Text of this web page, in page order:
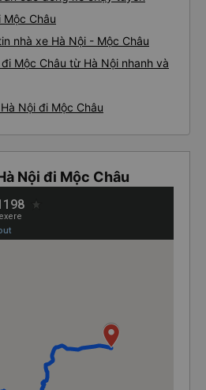
Châu
nhà xe Hà Nội - Mộc Châu
Mộc Châu từ Hà Nội nhanh và
Nội đi Mộc Châu
Nội đi Mộc Châu